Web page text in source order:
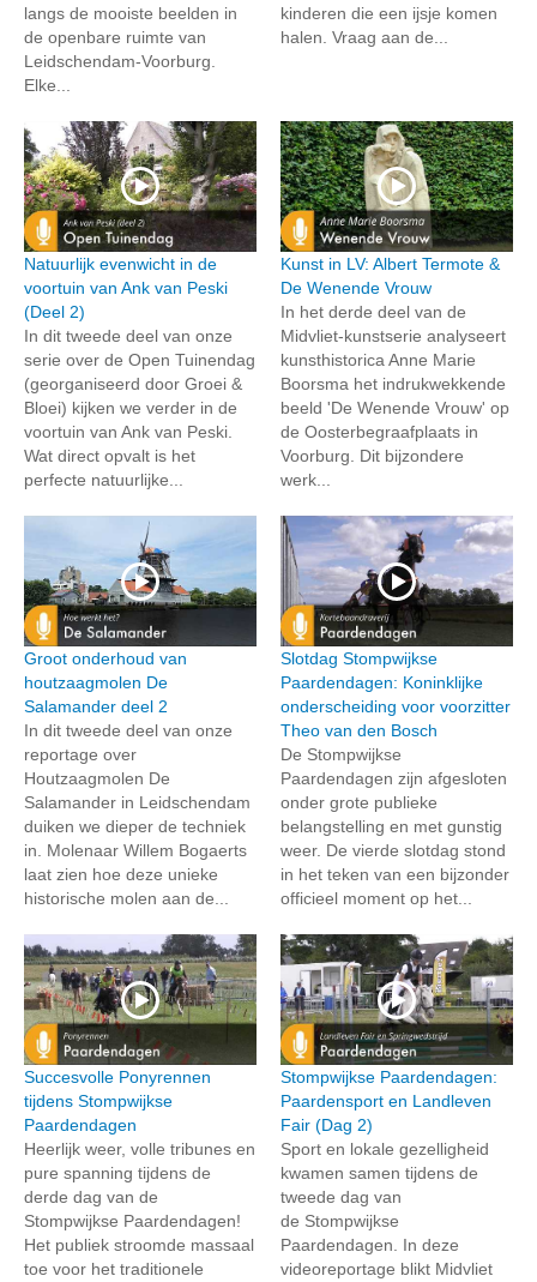
langs de mooiste beelden in
de openbare ruimte van
Leidschendam-Voorburg.
Elke...
kinderen die een ijsje komen
halen. Vraag aan de...
Natuurlijk evenwicht in de
voortuin van Ank van Peski
(Deel 2)
In dit tweede deel van onze
serie over de Open Tuinendag
(georganiseerd door Groei &
Bloei) kijken we verder in de
voortuin van Ank van Peski.
Wat direct opvalt is het
perfecte natuurlijke...
Kunst in LV: Albert Termote &
De Wenende Vrouw
In het derde deel van de
Midvliet-kunstserie analyseert
kunsthistorica Anne Marie
Boorsma het indrukwekkende
beeld 'De Wenende Vrouw' op
de Oosterbegraafplaats in
Voorburg. Dit bijzondere
werk...
Groot onderhoud van
houtzaagmolen De
Salamander deel 2
In dit tweede deel van onze
reportage over
Houtzaagmolen De
Salamander in Leidschendam
duiken we dieper de techniek
in. Molenaar Willem Bogaerts
laat zien hoe deze unieke
historische molen aan de...
Slotdag Stompwijkse
Paardendagen: Koninklijke
onderscheiding voor voorzitter
Theo van den Bosch
De Stompwijkse
Paardendagen zijn afgesloten
onder grote publieke
belangstelling en met gunstig
weer. De vierde slotdag stond
in het teken van een bijzonder
officieel moment op het...
Succesvolle Ponyrennen
tijdens Stompwijkse
Paardendagen
Heerlijk weer, volle tribunes en
pure spanning tijdens de
derde dag van de
Stompwijkse Paardendagen!
Het publiek stroomde massaal
toe voor het traditionele
Stompwijkse Paardendagen:
Paardensport en Landleven
Fair (Dag 2)
Sport en lokale gezelligheid
kwamen samen tijdens de
tweede dag van
de Stompwijkse
Paardendagen. In deze
videoreportage blikt Midvliet